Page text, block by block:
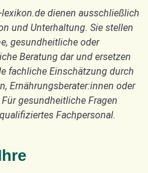
dienen ausschließlich
und Unterhaltung. Sie stellen
gesundheitliche oder
Beratung dar und ersetzen
fachliche Einschätzung durch
Ernährungsberater:innen oder
gesundheitliche Fragen
Fachpersonal.